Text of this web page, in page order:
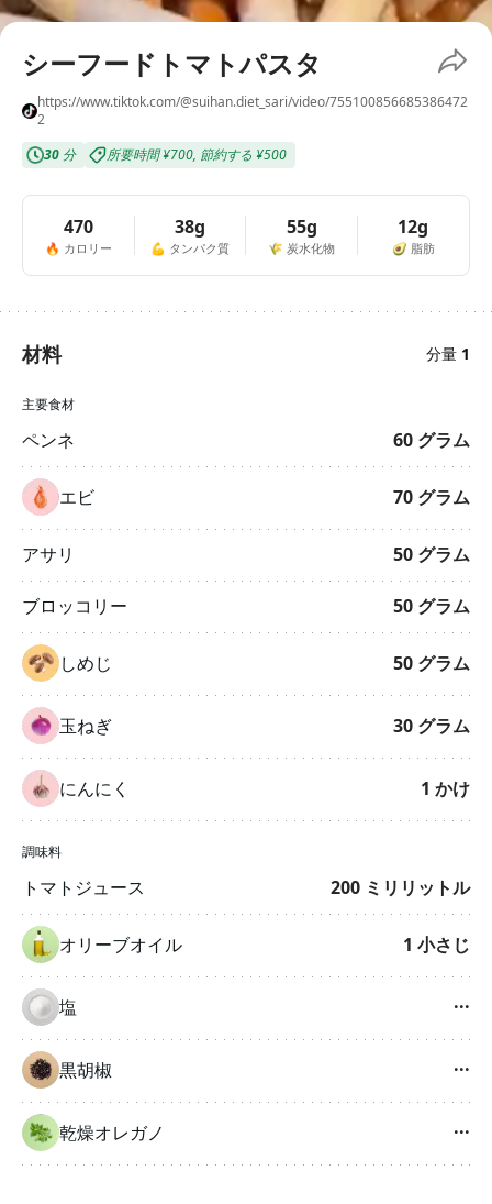
シーフードトマトパスタ
https://www.tiktok.com/@suihan.diet_sari/video/755100856685386472
2
30 分 所要時間¥700, 節約する ¥500
470
🔥 カロリー
38g
💪 タンパク質
55g
🌾 炭水化物
12g
🥑 脂肪
材料 分量 1
主要食材
ペンネ 60 グラム
エビ 70 グラム
アサリ 50 グラム
ブロッコリー 50 グラム
しめじ 50 グラム
玉ねぎ 30 グラム
にんにく 1 かけ
調味料
トマトジュース 200 ミリリットル
オリーブオイル 1 小さじ
塩 ···
黒胡椒 ···
乾燥オレガノ ···